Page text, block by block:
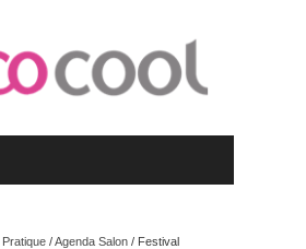
/Agenda Salon/ Festival